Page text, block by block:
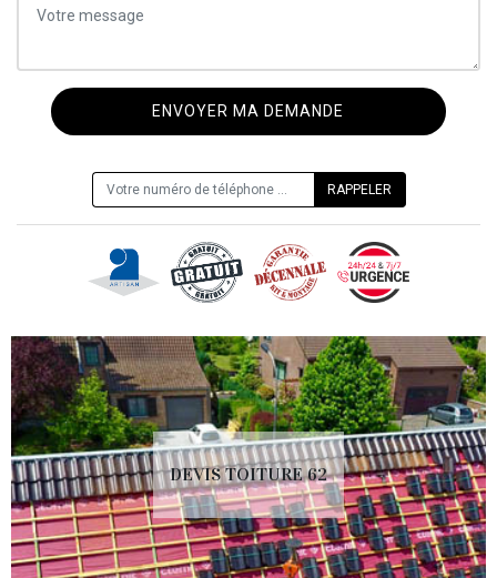
DEVIS TOITURE 62